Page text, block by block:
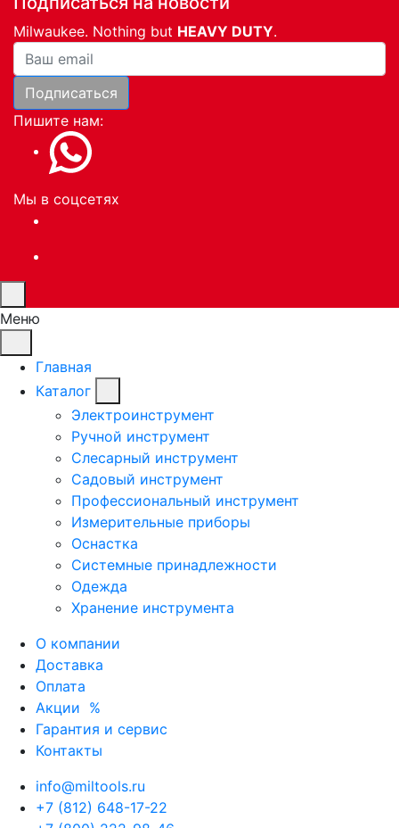
Milwaukee. Nothing but HEAVY DUTY.
Ваша почта
Подписаться
Пишите нам:
Мы в соцсетях
Меню
Главная
Каталог
Электроинструмент
Ручной инструмент
Слесарный инструмент
Садовый инструмент
Профессиональный инструмент
Измерительные приборы
Оснастка
Системные принадлежности
Одежда
Хранение инструмента
О компании
Доставка
Оплата
Акции %
Гарантия и сервис
Контакты
info@miltools.ru
+7 (812) 648-17-22